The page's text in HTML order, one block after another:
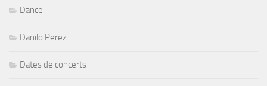
Dance
Danilo Perez
Dates de concerts